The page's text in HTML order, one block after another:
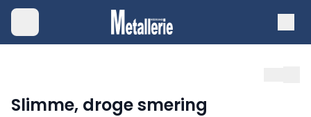
Slimme, droge smering